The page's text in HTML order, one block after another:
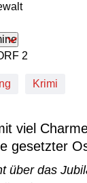
Gewalt
ORF 2
2
Krimi
viel
gesetzter
über das